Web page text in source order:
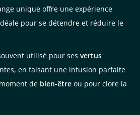
unique offre une expérience
pour se détendre et réduire le
utilisé pour ses vertus
en faisant une infusion parfaite
de bien-être ou pour clore la